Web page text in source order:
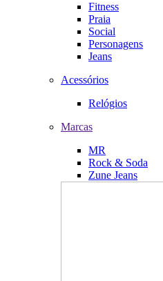
Fitness
Praia
Social
Personagens
Jeans
Acessórios
Relógios
Marcas
MR
Rock & Soda
Zune Jeans